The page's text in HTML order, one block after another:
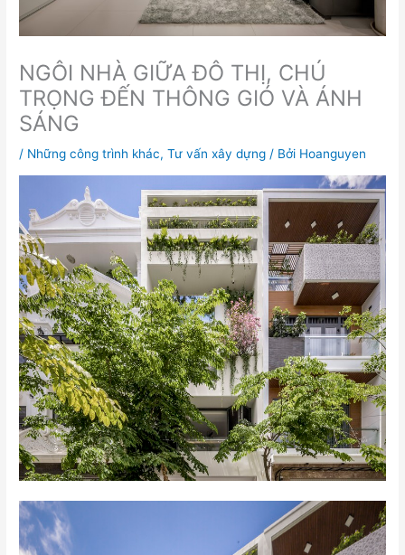
NGÔI NHÀ GIỮA ĐÔ THỊ, CHÚ
TRỌNG ĐẾN THÔNG GIÓ VÀ ÁNH
SÁNG
/ Những công trình khác,Tư vấn xây dựng / Bởi Hoanguyen